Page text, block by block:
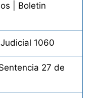
| Boletin
1060
27 de